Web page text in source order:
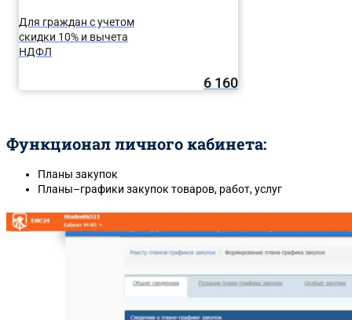
Для граждан с учетом
скидки 10% и вычета
НДФЛ
6 160
Функционал личного кабинета:
Планы закупок
Планы–графики закупок товаров, работ, услуг